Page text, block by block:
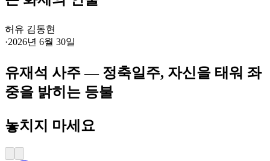
허유 김동현
·2026년 6월 30일
유재석 사주 — 정축일주, 자신을 태워 좌
중을 밝히는 등불
놓치지 마세요